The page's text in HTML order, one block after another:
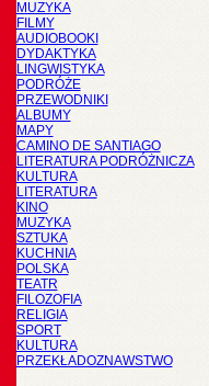
MUZYKA
FILMY
AUDIOBOOKI
DYDAKTYKA
LINGWISTYKA
PODRÓŻE
PRZEWODNIKI
ALBUMY
MAPY
CAMINO DE SANTIAGO
LITERATURA PODRÓŻNICZA
KULTURA
LITERATURA
KINO
MUZYKA
SZTUKA
KUCHNIA
POLSKA
TEATR
FILOZOFIA
RELIGIA
SPORT
KULTURA
PRZEKŁADOZNAWSTWO